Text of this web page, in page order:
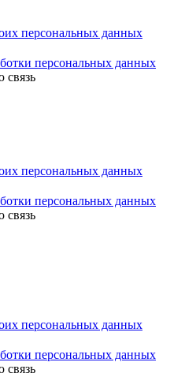
персональных данных
персональных данных
связь
персональных данных
персональных данных
связь
персональных данных
персональных данных
связь